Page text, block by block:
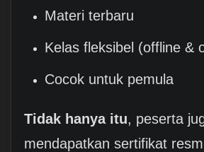
Materi terbaru
Kelas fleksibel (offline &
Cocok untuk pemula
Tidak hanya itu, peserta
mendapatkan sertifikat